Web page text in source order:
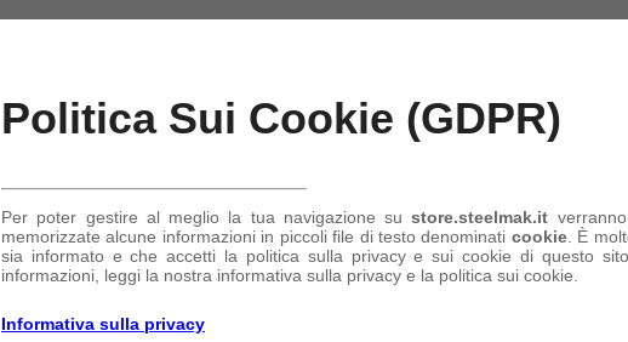
Politica Sui Cookie (GDPR)
Per poter gestire al meglio la tua navigazione sustore.steelmak.it
memorizzate alcune informazioni in piccoli file di testo denominati cookie. È
sia informato e che accetti la politica sulla privacy e sui cookie di questo
informazioni, leggi la nostra informativa sulla privacy e la politica sui cookie.
Informativa sulla privacy